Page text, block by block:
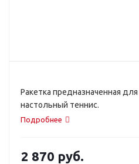
Ракетка предназначенная
настольный теннис.
Подробнее
2 870 руб.